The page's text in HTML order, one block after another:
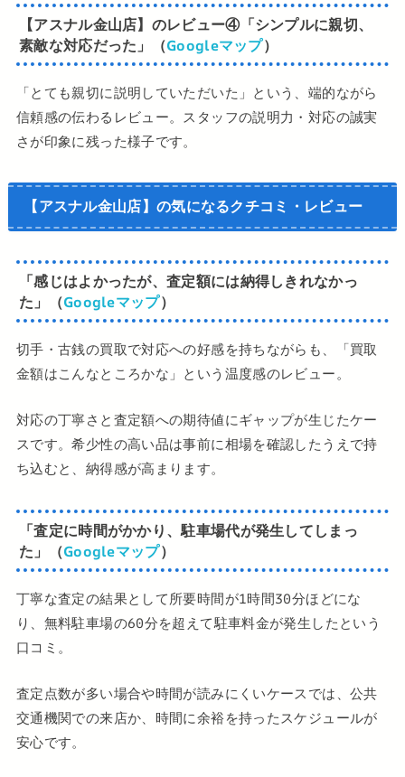
【アスナル金山店】のレビュー④「シンプルに親切、
素敵な対応だった」（Googleマップ）
「とても親切に説明していただいた」という、端的ながら
信頼感の伝わるレビュー。スタッフの説明力・対応の誠実
さが印象に残った様子です。
【アスナル金山店】の気になるクチコミ・レビュー
「感じはよかったが、査定額には納得しきれなかっ
た」（Googleマップ）
切手・古銭の買取で対応への好感を持ちながらも、「買取
金額はこんなところかな」という温度感のレビュー。
対応の丁寧さと査定額への期待値にギャップが生じたケー
スです。希少性の高い品は事前に相場を確認したうえで持
ち込むと、納得感が高まります。
「査定に時間がかかり、駐車場代が発生してしまっ
た」（Googleマップ）
丁寧な査定の結果として所要時間が1時間30分ほどにな
り、無料駐車場の60分を超えて駐車料金が発生したという
口コミ。
査定点数が多い場合や時間が読みにくいケースでは、公共
交通機関での来店か、時間に余裕を持ったスケジュールが
安心です。